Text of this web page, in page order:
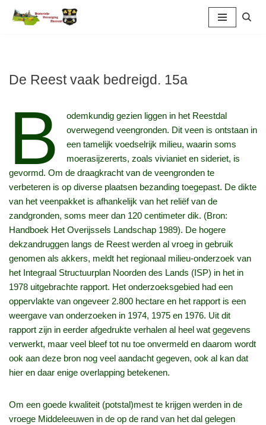
inhoud
De Reest vaak bedreigd. 15a
B
odemkundig gezien liggen in het Reestdal
overwegend veengronden. Dit veen is ontstaan in
een tamelijk voedselrijk milieu, waarin soms
moerasijzererts, zoals vivianiet en sideriet, is
gevormd. Om de draagkracht van de veengronden te
verbeteren is op diverse plaatsen bezanding toegepast. De dikte
van het veenpakket is afhankelijk van het reliëf van de
zandgronden, soms meer dan 120 centimeter dik. (Bron:
Handboek Het Overijssels Landschap 1989). De hogere
dekzandruggen langs de Reest werden al vroeg in gebruik
genomen als akkers, meldt het regionaal milieu-onderzoek van
het Integraal Structuurplan Noorden des Lands (ISP) in het in
1978 uitgebrachte rapport. Het onderzoeksgebied had een
oppervlakte van ongeveer 2.800 hectare en het rapport is een
weergave van onderzoeken in 1974, 1975 en 1976. Uit dit
rapport zijn in eerder afgedrukte verhalen al heel wat gegevens
verwerkt, maar veel bleef tot nu toe onvermeld en daarom wordt
ook aan deze bron nog veel aandacht gegeven, ook al kan dat
hier en daar enige overlapping betekenen.
Om een goede kwaliteit (potstal)mest te krijgen werden in de
vroege Middeleeuwen in de op de rand van het dal gelegen